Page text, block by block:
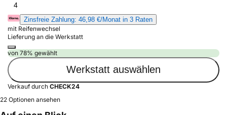
4
Zinsfreie Zahlung: 46,98 €/Monat in 3 Raten
mit Reifenwechsel
Lieferung an die Werkstatt
von 78% gewählt
Werkstatt auswählen
Verkauf durch CHECK24
22 Optionen ansehen